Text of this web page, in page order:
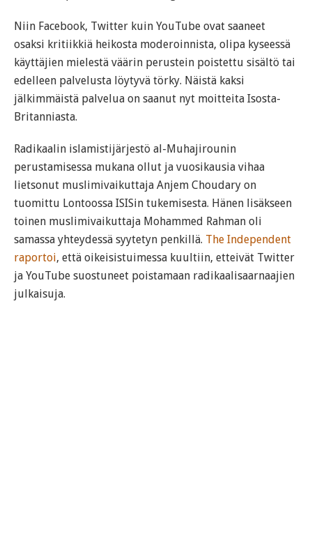
Niin Facebook, Twitter kuin YouTube ovat saaneet
osaksi kritiikkiä heikosta moderoinnista, olipa kyseessä
käyttäjien mielestä väärin perustein poistettu sisältö tai
edelleen palvelusta löytyvä törky. Näistä kaksi
jälkimmäistä palvelua on saanut nyt moitteita Isosta-
Britanniasta.
Radikaalin islamistijärjestö al-Muhajirounin
perustamisessa mukana ollut ja vuosikausia vihaa
lietsonut muslimivaikuttaja Anjem Choudary on
tuomittu Lontoossa ISISin tukemisesta. Hänen lisäkseen
toinen muslimivaikuttaja Mohammed Rahman oli
samassa yhteydessä syytetyn penkillä. The Independent
raportoi, että oikeisistuimessa kuultiin, etteivät Twitter
ja YouTube suostuneet poistamaan radikaalisaarnaajien
julkaisuja.